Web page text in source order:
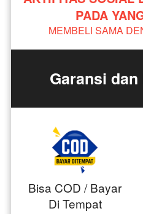
PADA
MEMBELI SAMA
Garansi
Bisa COD / Bayar
Di Tempat